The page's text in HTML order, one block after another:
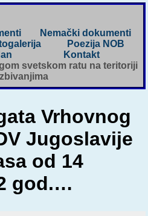
Nemački dokumenti
Poezija NOB
Kontakt
svetskom ratu na teritoriji
Vrhovnog
Jugoslavije
od 14
god.…